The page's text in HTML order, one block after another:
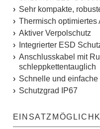
Sehr kompakte,
Thermisch
Aktiver Verpolschutz
Integrierter ESD
Anschlusskabel mit
schleppkettentauglich
Schnelle und einfache
Schutzgrad IP67